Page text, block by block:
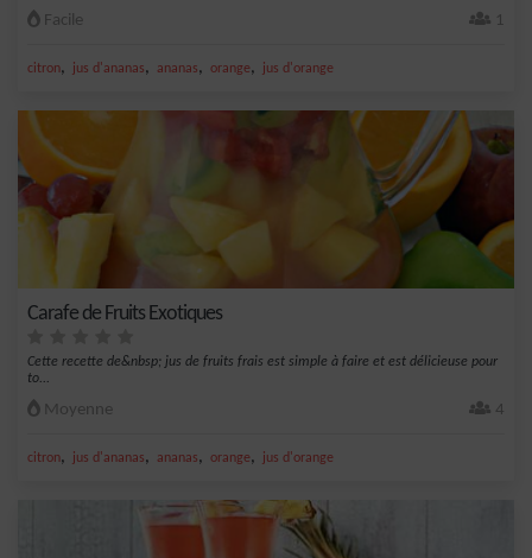
Facile 1
citron, jus d'ananas, ananas, orange, jus d'orange
Carafe de Fruits Exotiques
Cette recette de&nbsp; jus de fruits frais est simple à faire et est délicieuse pour
to...
Moyenne 4
citron, jus d'ananas, ananas, orange, jus d'orange